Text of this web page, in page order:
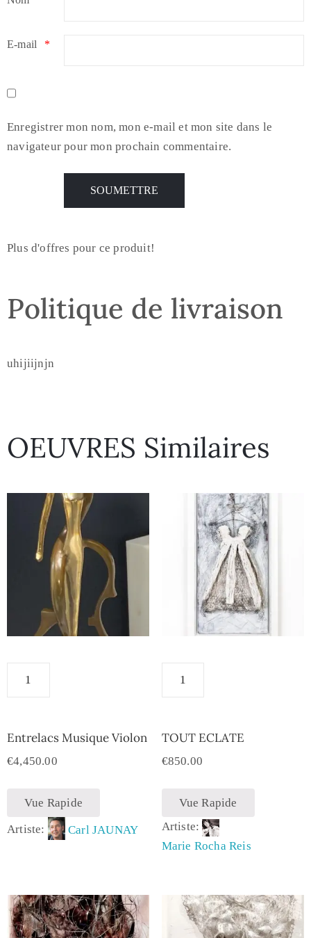
E-mail *
Enregistrer mon nom, mon e-mail et mon site dans le
navigateur pour mon prochain commentaire.
Plus d'offres pour ce produit!
Politique de livraison
uhijiijnjn
OEUVRES Similaires
Entrelacs Musique Violon
€4,450.00
Vue Rapide
Artiste: Carl JAUNAY
TOUT ECLATE
€850.00
Vue Rapide
Artiste:
Marie Rocha Reis